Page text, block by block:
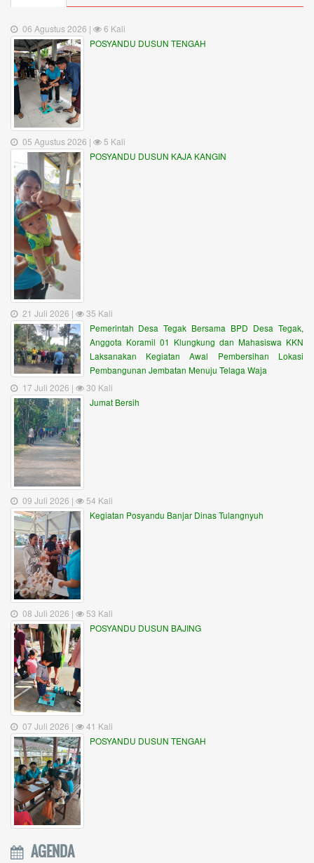
06 Agustus 2026 |
6 Kali
POSYANDU DUSUN TENGAH
05 Agustus 2026 |
5 Kali
POSYANDU DUSUN KAJA KANGIN
21 Juli 2026 |
35 Kali
Pemerintah Desa Tegak Bersama BPD Desa Tegak,
Anggota Koramil 01 Klungkung dan Mahasiswa KKN
Laksanakan Kegiatan Awal Pembersihan Lokasi
Pembangunan Jembatan Menuju Telaga Waja
17 Juli 2026 |
30 Kali
Jumat Bersih
09 Juli 2026 |
54 Kali
Kegiatan Posyandu Banjar Dinas Tulangnyuh
08 Juli 2026 |
53 Kali
POSYANDU DUSUN BAJING
07 Juli 2026 |
41 Kali
POSYANDU DUSUN TENGAH
AGENDA